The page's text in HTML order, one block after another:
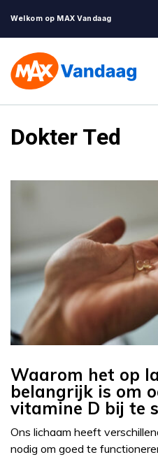
Welkom op MAX Vandaag
Dokter Ted
Waarom het op
belangrijk is om
vitamine D bij te
Ons lichaam heeft
nodig om goed te